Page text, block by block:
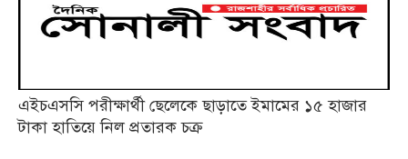
এইচএসসি পরীক্ষার্থী ছেলেকে ছাড়াতে ইমামের ১৫ হাজার
টাকা হাতিয়ে নিল প্রতারক চক্র